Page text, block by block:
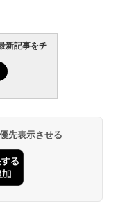
抽せん貯金箱 56960
S.H.フィギュアー
面ライダーBLACK
S.H.フィギュアー
ンクス -マリンフォ
ム00 グラハム専用ユ
タム 1/144スケール
ンダイスピリッツ)
ティエ[カラーC] 色
MARUI) ガスブロー
20式 5.56mm
MARUI) No.21 H&K
アーHOPハンドガン
ルシリーズ No.123
ゲートカット用) プラ
イト) シールはがし
新記事をチ
先表示させる